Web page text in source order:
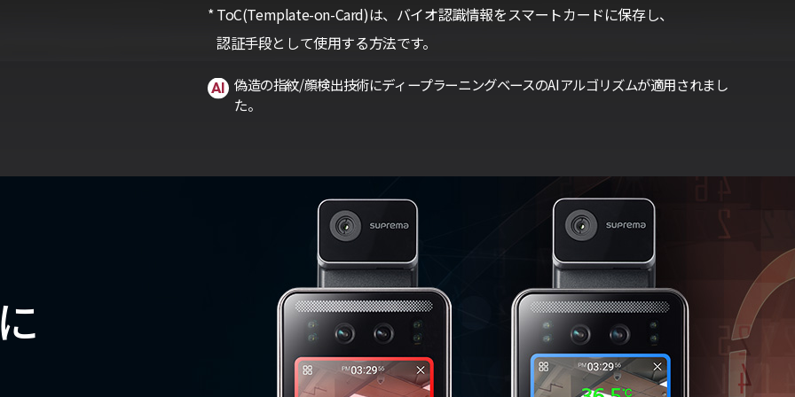
ToC(Template-on-Card)は、バイオ認識情報をスマートカードに保存し、
認証手段として使用する方法です。
偽造の指紋/顔検出技術にディープラーニングベースのAIアルゴリズムが適用されまし
た。